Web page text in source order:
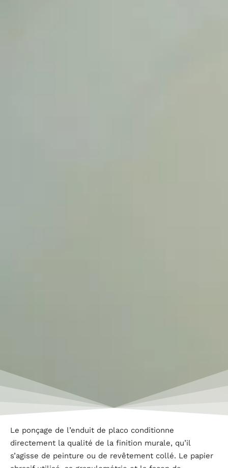
Le ponçage de l’enduit de placo conditionne
directement la qualité de la finition murale, qu’il
s’agisse de peinture ou de revêtement collé. Le papier